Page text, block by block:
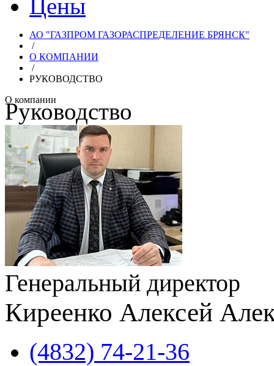
Цены
АО "ГАЗПРОМ ГАЗОРАСПРЕДЕЛЕНИЕ БРЯНСК"
/
О КОМПАНИИ
/
РУКОВОДСТВО
О компании
Руководство
Генеральный директор
Киреенко Алексей
(4832) 74-21-36